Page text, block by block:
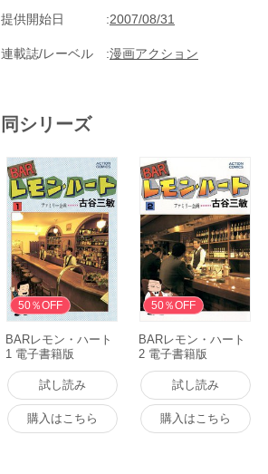
提供開始日 2007/08/31
連載誌/レーベル 漫画アクション
同シリーズ
50％OFF
BARレモン・ハート
1 電子書籍版
試し読み
購入はこちら
50％OFF
BARレモン・ハート
2 電子書籍版
試し読み
購入はこちら